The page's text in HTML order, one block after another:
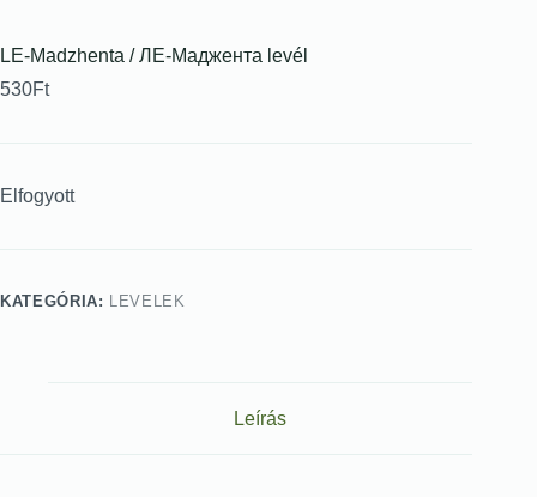
LE-Madzhenta / ЛЕ-Маджента levél
530Ft
Elfogyott
KATEGÓRIA: LEVELEK
Leírás